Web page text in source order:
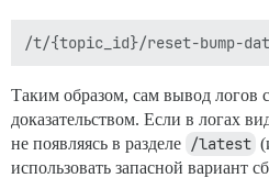
Таким образом, сам вывод логов
доказательством. Если в логах
не появляясь в разделе /latest
использовать запасной вариант